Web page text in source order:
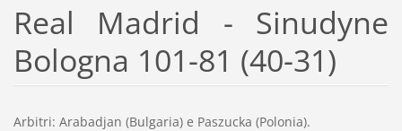
Real Madrid - Sinudyne
Bologna 101-81 (40-31)
Arbitri: Arabadjan (Bulgaria) e Paszucka (Polonia).